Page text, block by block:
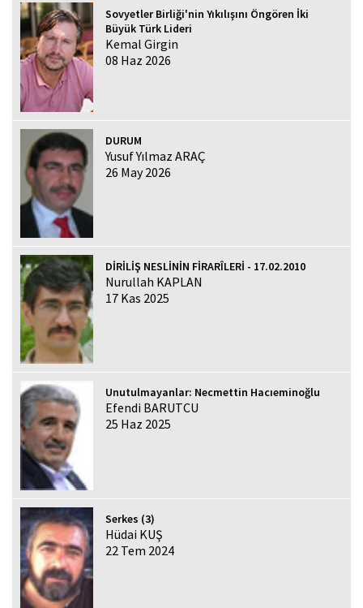
Sovyetler Birliği'nin Yıkılışını Öngören İki
Büyük Türk Lideri
Kemal Girgin
08 Haz 2026
DURUM
Yusuf Yılmaz ARAÇ
26 May 2026
DİRİLİŞ NESLİNİN FİRARÎLERİ - 17.02.2010
Nurullah KAPLAN
17 Kas 2025
Unutulmayanlar: Necmettin Hacıeminoğlu
Efendi BARUTCU
25 Haz 2025
Serkes (3)
Hüdai KUŞ
22 Tem 2024